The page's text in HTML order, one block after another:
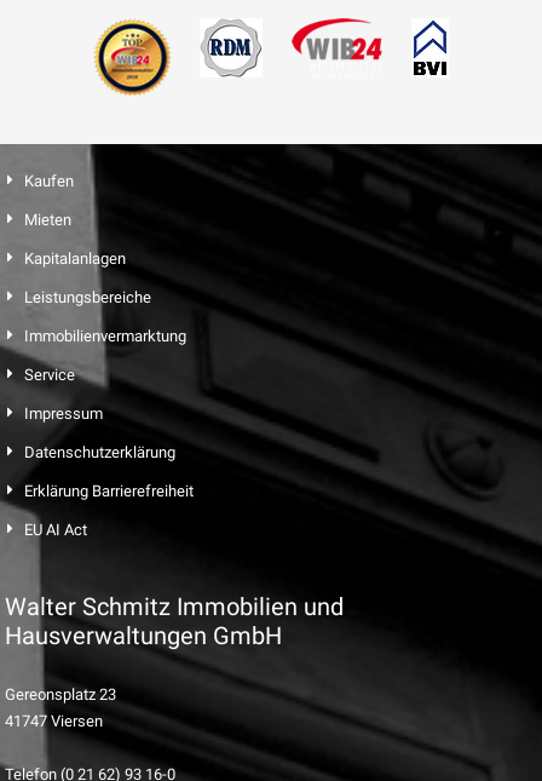
Kaufen
Mieten
Kapitalanlagen
Leistungsbereiche
Immobilienvermarktung
Service
Impressum
Datenschutzerklärung
Erklärung Barrierefreiheit
EU AI Act
Walter Schmitz Immobilien und
Hausverwaltungen GmbH
Gereonsplatz 23
41747 Viersen
Telefon (0 21 62) 93 16-0